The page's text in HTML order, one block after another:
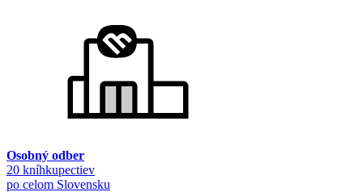
Osobný odber
20 kníhkupectiev
po celom Slovensku